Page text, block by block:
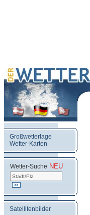
Großwetterlage
Wetter-Karten
Wetter-Suche NEU
Satellitenbilder